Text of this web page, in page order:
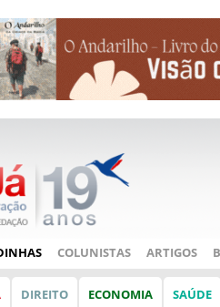
COLUNISTAS ARTIGOS
DIREITO ECONOMIA SAÚDE